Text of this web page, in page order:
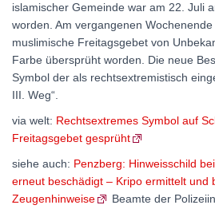
islamischer Gemeinde war am 22. Juli
worden. Am vergangenen
muslimische Freitagsgebet von
Farbe übersprüht worden. Die neue
Symbol der als rechtsextremistisch
III. Weg“.
via welt: Rechtsextremes Symbol auf
Freitagsgebet gesprüht
siehe auch: Penzberg: Hinweisschild
erneut beschädigt – Kripo ermittelt und
Zeugenhinweise
Beamte der